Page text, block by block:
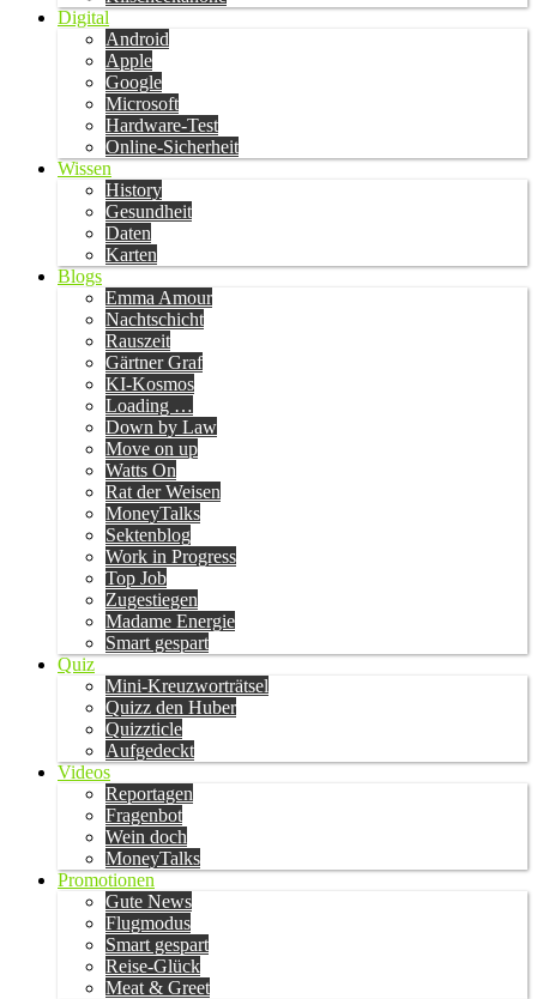
Digital
Android
Apple
Google
Microsoft
Hardware-Test
Online-Sicherheit
Wissen
History
Gesundheit
Daten
Karten
Blogs
Emma Amour
Nachtschicht
Rauszeit
Gärtner Graf
KI-Kosmos
Loading …
Down by Law
Move on up
Watts On
Rat der Weisen
MoneyTalks
Sektenblog
Work in Progress
Top Job
Zugestiegen
Madame Energie
Smart gespart
Quiz
Mini-Kreuzworträtsel
Quizz den Huber
Quizzticle
Aufgedeckt
Videos
Reportagen
Fragenbot
Wein doch
MoneyTalks
Promotionen
Gute News
Flugmodus
Smart gespart
Reise-Glück
Meat & Greet